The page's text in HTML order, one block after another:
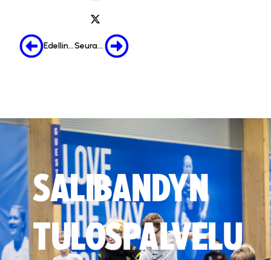
Edellinen Seuraava
SALIBANDYN
TULOSPALVELU